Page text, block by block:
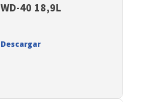
WD-40 18,9L
Descargar